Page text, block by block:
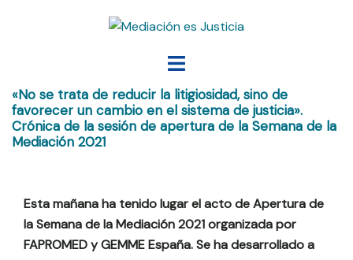
Alternar
«No se trata de reducir la litigiosidad, sino de
favorecer un cambio en el sistema de justicia».
Crónica de la sesión de apertura de la Semana de la
Mediación 2021
Esta mañana ha tenido lugar el acto de Apertura de
la Semana de la Mediación 2021 organizada por
FAPROMED y GEMME España. Se ha desarrollado a